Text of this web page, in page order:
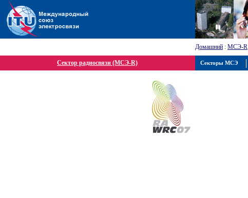
Домашний : МСЭ-R
Сектор радиосвязи (МСЭ-R) Секторы МСЭ